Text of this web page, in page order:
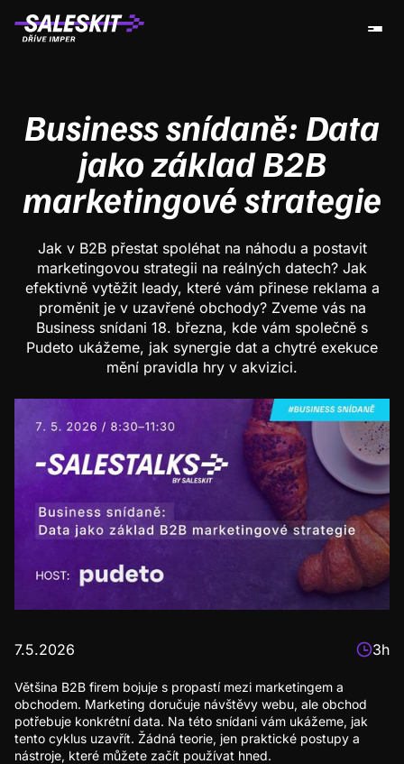
Business snídaně: Data
jako základ B2B
marketingové strategie
Jak v B2B přestat spoléhat na náhodu a postavit
marketingovou strategii na reálných datech? Jak
efektivně vytěžit leady, které vám přinese reklama a
proměnit je v uzavřené obchody? Zveme vás na
Business snídani 18. března, kde vám společně s
Pudeto ukážeme, jak synergie dat a chytré exekuce
mění pravidla hry v akvizici.
7.5.2026 3h
​Většina B2B firem bojuje s propastí mezi marketingem a
obchodem. Marketing doručuje návštěvy webu, ale obchod
potřebuje konkrétní data. Na této snídani vám ukážeme, jak
tento cyklus uzavřít. Žádná teorie, jen praktické postupy a
nástroje, které můžete začít používat hned.